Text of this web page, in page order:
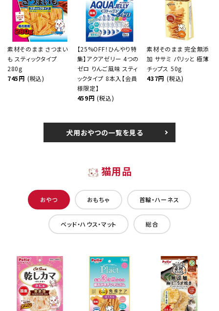
素材そのまま さつまい
も スティックタイプ
280g
745円 (税込)
【25%OFF！ひんやり特
集】アクアゼリー 4つの
ゼロ りんご風味 スティ
ックタイプ 8本入【会員
様限定】
459円 (税込)
素材そのまま 完全無添
加 ササミ パリッと 極薄
チップス 50g
437円 (税込)
犬用おやつの一覧を見る
猫用品
おやつ おもちゃ 首輪・ハーネス
ベッド・ハウス・マット 総合